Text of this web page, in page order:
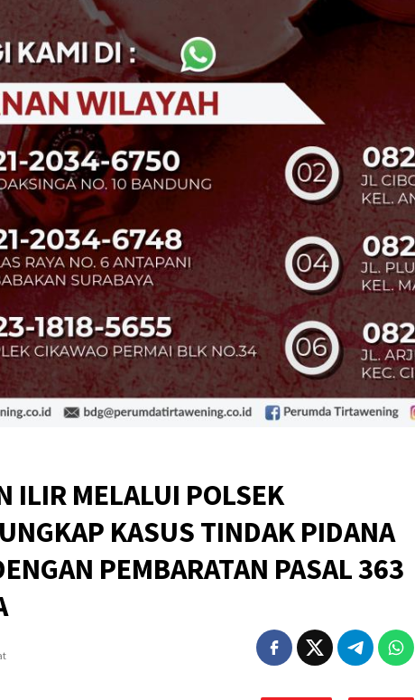
ILIR MELALUI POLSEK
KASUS TINDAK PIDANA
PEMBARATAN PASAL 363